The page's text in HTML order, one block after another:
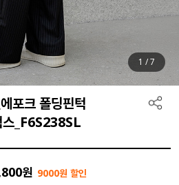
1 /7
포크 폴딩핀턱
스_F6S238SL
원 9000원 할인